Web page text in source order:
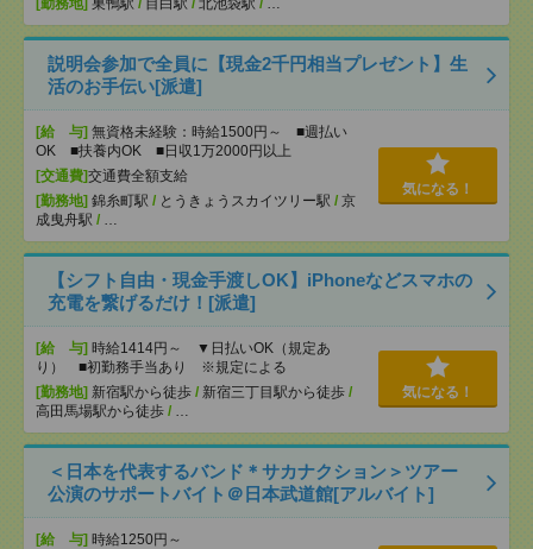
[勤務地] 巣鴨駅 / 目白駅 / 北池袋駅 / …
説明会参加で全員に【現金2千円相当プレゼント】生
活のお手伝い[派遣]
[給 与] 無資格未経験：時給1500円～ ■週払い
OK ■扶養内OK ■日収1万2000円以上
[交通費]交通費全額支給
[勤務地] 錦糸町駅 / とうきょうスカイツリー駅 / 京
成曳舟駅 / …
気になる！
【シフト自由・現金手渡しOK】iPhoneなどスマホの
充電を繋げるだけ！[派遣]
[給 与] 時給1414円～ ▼日払いOK（規定あ
り） ■初勤務手当あり ※規定による
[勤務地] 新宿駅から徒歩 / 新宿三丁目駅から徒歩 /
高田馬場駅から徒歩 / …
気になる！
＜日本を代表するバンド＊サカナクション＞ツアー
公演のサポートバイト＠日本武道館[アルバイト]
[給 与] 時給1250円～